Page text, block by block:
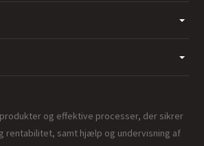
og effektive processer, der sikrer
rentabilitet, samt hjælp og undervisning af